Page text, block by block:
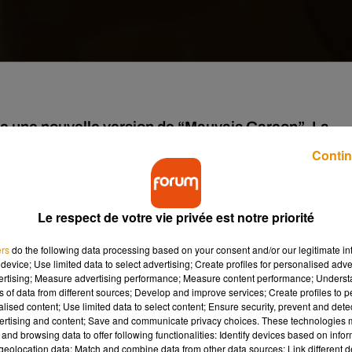
une nouvelle version de “Mauvais Garçon”. La
à son public : une relecture orchestrale de
des cadeaux, la jeune artiste a choisi d’en offrir un à ses
avec son public depuis sa participation à la
imposée comme l’un des nouveaux visages de la
surtoutMauvais Garçon, elle a vu son premier albumHélé
Le respect de votre vie privée est notre priorité
do the following data processing based on your consent and/or our legitimate
Use limited data to select advertising; Create profiles for personalised
Measure advertising performance; Measure content performance;
of data from different sources; Develop and improve services; Create profiles to
content; Use limited data to select content; Ensure security, prevent and
and content; Save and communicate privacy choices. These technologies
browsing data to offer following functionalities: Identify devices based on
data; Match and combine data from other data sources; Link different